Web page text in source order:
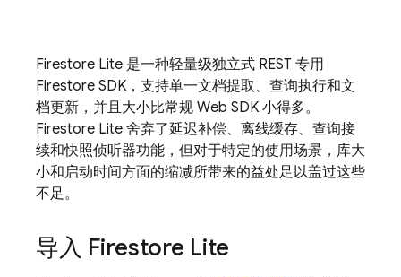
Firestore Lite 是一种轻量级独立式 REST 专用
Firestore SDK，支持单一文档提取、查询执行和文
档更新，并且大小比常规 Web SDK 小得多。
Firestore Lite 舍弃了延迟补偿、离线缓存、查询接
续和快照侦听器功能，但对于特定的使用场景，库大
小和启动时间方面的缩减所带来的益处足以盖过这些
不足。
导入 Firestore Lite